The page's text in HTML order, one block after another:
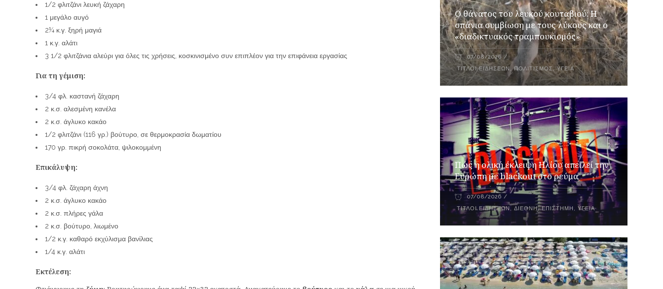
1/2 φλιτζάνι λευκή ζάχαρη
1 μεγάλο αυγό
2¼ κ.γ. ξηρή μαγιά
1 κ.γ. αλάτι
3 1/2 φλιτζάνια αλεύρι για όλες τις χρήσεις, κοσκινισμένο συν επιπλέον για την επιφάνεια εργασίας
Για τη γέμιση:
3/4 φλ. καστανή ζάχαρη
2 κ.σ. αλεσμένη κανέλα
2 κ.σ. άγλυκο κακάο
1/2 φλιτζάνι (116 γρ.) βούτυρο, σε θερμοκρασία δωματίου
170 γρ. πικρή σοκολάτα, ψιλοκομμένη
Επικάλυψη:
3/4 φλ. ζάχαρη άχνη
2 κ.σ. άγλυκο κακάο
2 κ.σ. πλήρες γάλα
2 κ.σ. βούτυρο, λιωμένο
1/2 κ.γ. καθαρό εκχύλισμα βανίλιας
1/4 κ.γ. αλάτι
Εκτέλεση:
Ο θάνατος του λευκού κουταβιού: Η
σπάνια συμβίωση με τους λύκους και ο
«διαδικτυακός τραμπουκισμός»
07/08/2026
ΤΊΤΛΟΙ ΕΙΔΉΣΕΩΝ,ΠΟΛΙΤΙΣΜΌΣ,ΥΓΕΊΑ
Πώς η ολική έκλειψη Ηλίου απειλεί την
Ευρώπη με blackout στο ρεύμα
07/08/2026
ΤΊΤΛΟΙ ΕΙΔΉΣΕΩΝ ,ΔΙΕΘΝΉ,ΕΠΙΣΤΉΜΗ ,ΥΓΕΊΑ